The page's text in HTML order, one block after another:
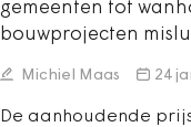
gemeenten tot
bouwprojecten
Michiel Maas 24
De aanhoudende